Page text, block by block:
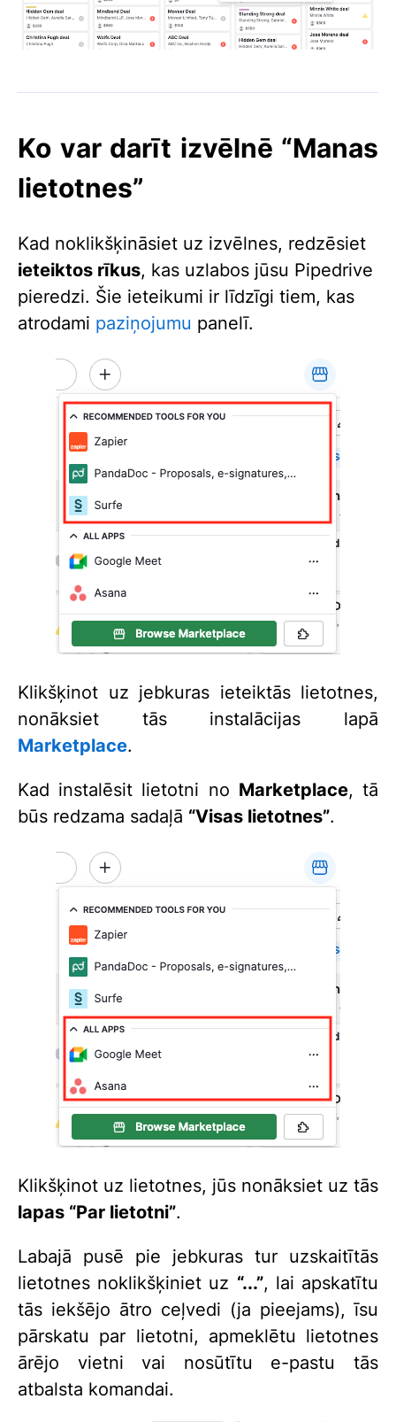
Ko var darīt izvēlnē “Manas
lietotnes”
Kad noklikšķināsiet uz izvēlnes, redzēsiet
ieteiktos rīkus, kas uzlabos jūsu Pipedrive
pieredzi. Šie ieteikumi ir līdzīgi tiem, kas
atrodami paziņojumu panelī.
Klikšķinot uz jebkuras ieteiktās lietotnes,
nonāksiet tās instalācijas lapā
Marketplace.
Kad instalēsit lietotni no Marketplace, tā
būs redzama sadaļā “Visas lietotnes”.
Klikšķinot uz lietotnes, jūs nonāksiet uz tās
lapas “Par lietotni”.
Labajā pusē pie jebkuras tur uzskaitītās
lietotnes noklikšķiniet uz “...”, lai apskatītu
tās iekšējo ātro ceļvedi (ja pieejams), īsu
pārskatu par lietotni, apmeklētu lietotnes
ārējo vietni vai nosūtītu e-pastu tās
atbalsta komandai.